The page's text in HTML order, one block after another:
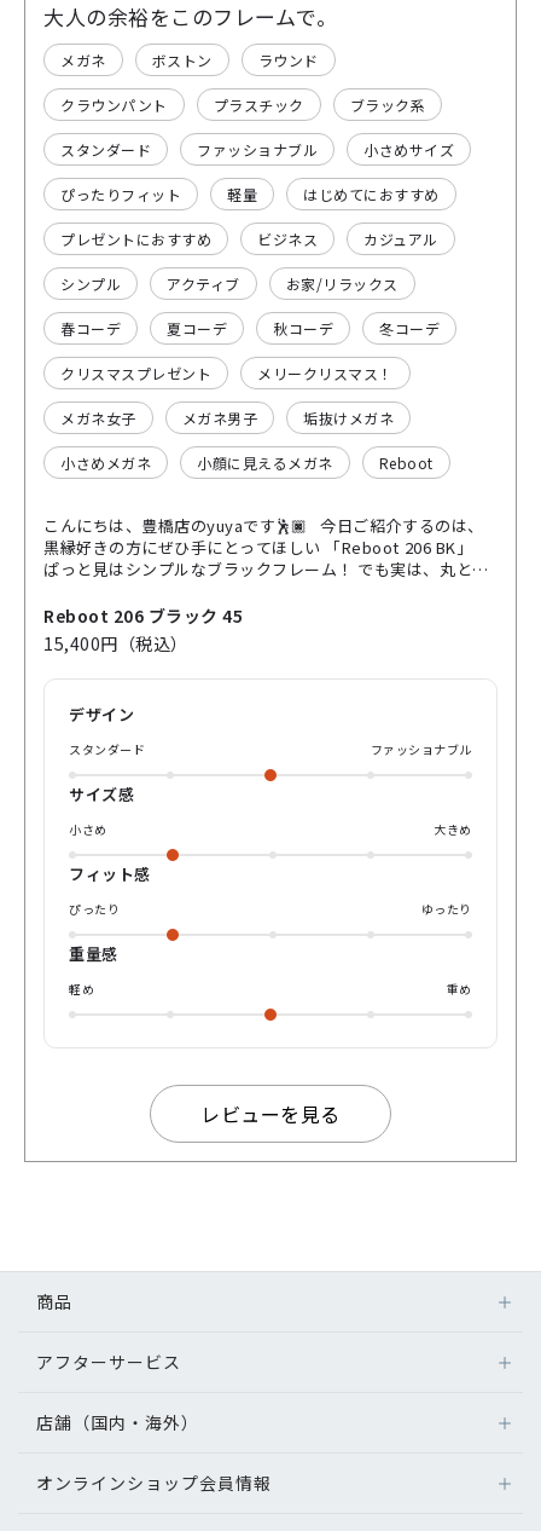
大人の余裕をこのフレームで。
メガネ ボストン ラウンド
クラウンパント プラスチック ブラック系
スタンダード ファッショナブル 小さめサイズ
ぴったりフィット 軽量 はじめてにおすすめ
プレゼントにおすすめ ビジネス カジュアル
シンプル アクティブ お家/リラックス
春コーデ 夏コーデ 秋コーデ 冬コーデ
クリスマスプレゼント メリークリスマス！
メガネ女子 メガネ男子 垢抜けメガネ
小さめメガネ 小顔に見えるメガネ Reboot
こんにちは、豊橋店のyuyaです🕺🏿 今日ご紹介するのは、
黒縁好きの方にぜひ手にとってほしい 「Reboot 206 BK」
ぱっと見はシンプルなブラックフレーム！ でも実は、丸と角
「お、ただの黒じゃないな」とわかる立体感があるんです！
クラシックに寄りすぎず、モードにも偏らない、その絶妙な
空気感が魅力！👯‍♀️ 飾り鋲もさりげなく🙊 主張しすぎないけ
れど、近くで見たときにセンスを感じる“気付かれ方”がちょ
た目がとてもすっきり！👀 さらに、スタイリングも日常にす
っと馴染んでくれます！ 無地Tやシンプルなシャツに合わせ
ると、抜けすぎず決めすぎない自然な雰囲気に！ ジャケット
に合わせればキリッとしながらも、どこか肩肘張らない大人
の余裕が出る感じに！ 休日のニットやスウェットにも、ちゃ
んと“ちゃんと感”を添えてくれる、そんな頼れる一本です😌
ぜひ店頭で、鏡ごしの“ちょうどよく雰囲気の出る自分”を感
じてみてください👀 yuyaでした、それではまた💁‍♂️
Reboot 206 ブラック 45
15,400円（税込）
デザイン
スタンダード ファッショナブル
サイズ感
小さめ 大きめ
フィット感
ぴったり ゆったり
重量感
軽め 重め
レビューを見る
商品
アフターサービス
店舗（国内・海外）
オンラインショップ会員情報